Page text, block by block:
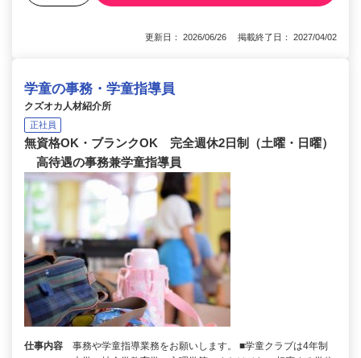
更新日： 2026/06/26 掲載終了日： 2027/04/02
学童の事務・学童指導員
クズオカ人材紹介所
正社員
無資格OK・ブランクOK 完全週休2日制（土曜・日曜）
高待遇の事務兼学童指導員
仕事内容
事務や学童指導業務をお願いします。 ■学童クラブは4年制